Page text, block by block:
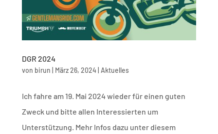
DGR 2024
von birun März 26, 2024| Aktuelles
Ich fahre am 19. Mai 2024 wieder für einen guten
Zweck und bitte allen Interessierten um
Unterstützung. Mehr Infos dazu unter diesem